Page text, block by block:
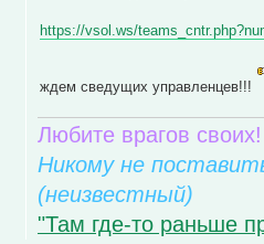
https://vsol.ws/
ждем сведущих управленцев!!!
Любите врагов
Никому не
(неизвестный)
"Там где-то раньше